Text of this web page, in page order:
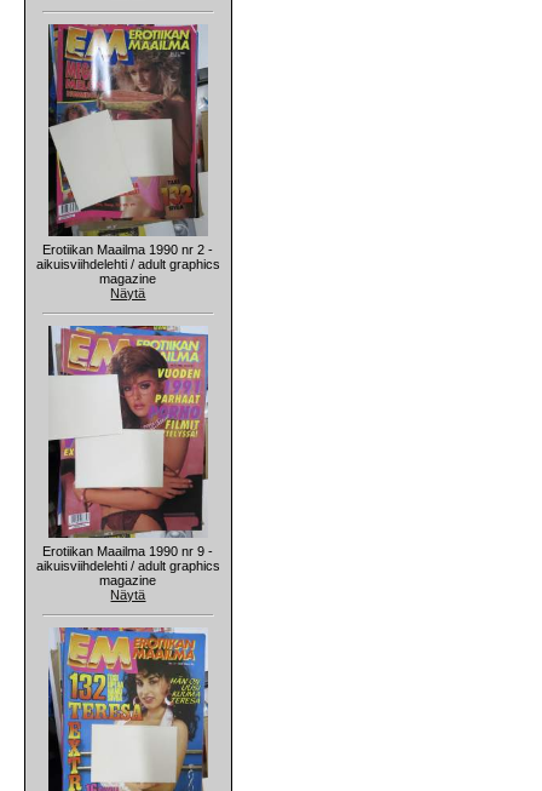
Erotiikan Maailma 1990 nr 2 -
aikuisviihdelehti / adult graphics
magazine
Näytä
Erotiikan Maailma 1990 nr 9 -
aikuisviihdelehti / adult graphics
magazine
Näytä